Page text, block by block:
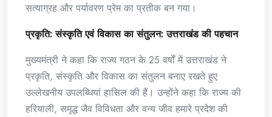
सत्याग्रह और पर्यावरण प्रेम का प्रतीक बन गया।
प्रकृति: संस्कृति एवं विकास का संतुलन: उत्तराखंड की पहचान
मुख्यमंत्री ने कहा कि राज्य गठन के 25 वर्षों में उत्तराखंड ने
प्रकृति, संस्कृति और विकास का संतुलन बनाए रखते हुए
उल्लेखनीय उपलब्धियां हासिल की हैं। उन्होंने कहा कि राज्य की
हरियाली, समृद्ध जैव विविधता और वन्य जीव हमारे प्रदेश की